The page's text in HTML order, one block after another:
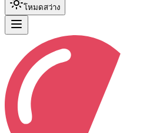
โหมดสว่าง